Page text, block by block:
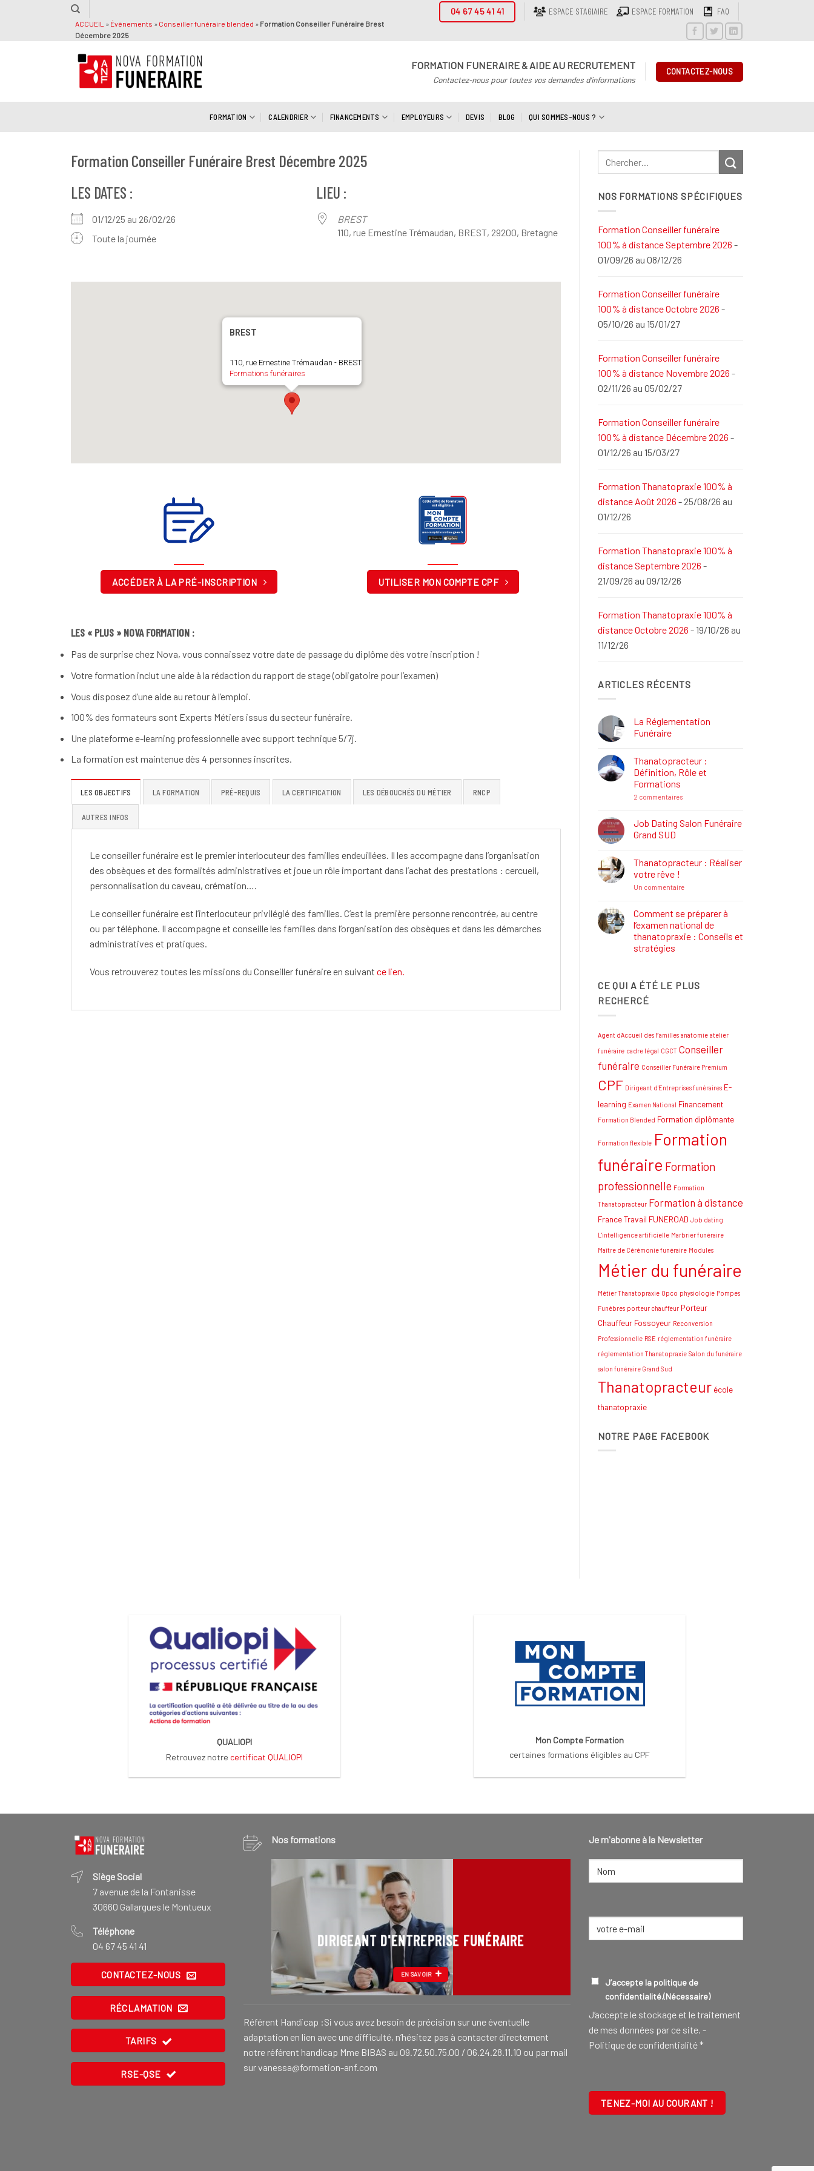
ACCUEIL » Évènements » Conseiller funéraire blended » Formation Conseiller Funéraire Brest
Décembre 2025
04 67 45 41 41 ESPACE STAGIAIRE ESPACE FORMATION FAQ
FORMATION FUNERAIRE & AIDE AU RECRUTEMENT
Contactez-nous pour toutes vos demandes d'informations
CONTACTEZ-NOUS
FORMATION CALENDRIER FINANCEMENTS EMPLOYEURS DEVIS BLOG QUI SOMMES-NOUS ?
Formation Conseiller Funéraire Brest Décembre 2025
LES DATES :
01/12/25 au 26/02/26
Toute la journée
LIEU :
BREST
110, rue Ernestine Trémaudan, BREST, 29200, Bretagne
BREST
110, rue Ernestine Trémaudan - BREST
Formations funéraires
ACCÉDER À LA PRÉ-INSCRIPTION UTILISER MON COMPTE CPF
LES « PLUS » NOVA FORMATION :
Pas de surprise chez Nova, vous connaissez votre date de passage du diplôme dès votre inscription !
Votre formation inclut une aide à la rédaction du rapport de stage (obligatoire pour l’examen)
Vous disposez d’une aide au retour à l’emploi.
100% des formateurs sont Experts Métiers issus du secteur funéraire.
Une plateforme e-learning professionnelle avec support technique 5/7j.
La formation est maintenue dès 4 personnes inscrites.
LES OBJECTIFS LA FORMATION PRÉ-REQUIS LA CERTIFICATION LES DÉBOUCHÉS DU MÉTIER RNCP
AUTRES INFOS
Le conseiller funéraire est le premier interlocuteur des familles endeuillées. Il les accompagne dans l’organisation
des obsèques et des formalités administratives et joue un rôle important dans l’achat des prestations : cercueil,
personnalisation du caveau, crémation….
Le conseiller funéraire est l’interlocuteur privilégié des familles. C’est la première personne rencontrée, au centre
ou par téléphone. Il accompagne et conseille les familles dans l’organisation des obsèques et dans les démarches
administratives et pratiques.
Vous retrouverez toutes les missions du Conseiller funéraire en suivant ce lien.
NOS FORMATIONS SPÉCIFIQUES
Formation Conseiller funéraire
100% à distance Septembre 2026 -
01/09/26 au 08/12/26
Formation Conseiller funéraire
100% à distance Octobre 2026 -
05/10/26 au 15/01/27
Formation Conseiller funéraire
100% à distance Novembre 2026 -
02/11/26 au 05/02/27
Formation Conseiller funéraire
100% à distance Décembre 2026 -
01/12/26 au 15/03/27
Formation Thanatopraxie 100% à
distance Août 2026 - 25/08/26 au
01/12/26
Formation Thanatopraxie 100% à
distance Septembre 2026 -
21/09/26 au 09/12/26
Formation Thanatopraxie 100% à
distance Octobre 2026 - 19/10/26 au
11/12/26
ARTICLES RÉCENTS
La Réglementation
Funéraire
sur
La
Réglementation
Funéraire
Thanatopracteur :
Définition, Rôle et
Formations
2 commentairessur
Définition,
Rôle
Job Dating Salon Funéraire
Grand SUD
sur
Dating
Salon
SUD
Thanatopracteur : Réaliser
votre rêve !
Un commentairesur
Réaliser
votre
rêve
!
Comment se préparer à
l’examen national de
thanatopraxie : Conseils et
stratégies
Comment
se
préparer
thanatopraxie
Conseils
stratégies
CE QUI A ÉTÉ LE PLUS
RECHERCÉ
Agent d'Accueil des Familles anatomie atelier
funéraire cadre légal CGCT Conseiller
funéraire Conseiller Funéraire Premium
CPF Dirigeant d'Entreprises funéraires E-
learning Examen National Financement
Formation Blended Formation diplômante
Formation flexible Formation
funéraire Formation
professionnelle Formation
Thanatopracteur Formation à distance
France Travail FUNEROAD Job dating
L'intelligence artificielle Marbrier funéraire
Maître de Cérémonie funéraire Modules
Métier du funéraire
Métier Thanatopraxie Opco physiologie Pompes
Funèbres porteur chauffeur Porteur
Chauffeur Fossoyeur Reconversion
Professionnelle RSE réglementation funéraire
réglementation Thanatopraxie Salon du funéraire
salon funéraire Grand Sud
Thanatopracteur école
thanatopraxie
NOTRE PAGE FACEBOOK
QUALIOPI
Retrouvez notre certificat QUALIOPI
Mon Compte Formation
certaines formations éligibles au CPF
Siège Social
7 avenue de la Fontanisse
30660 Gallargues le Montueux
Téléphone
04 67 45 41 41
CONTACTEZ-NOUS
RÉCLAMATION
TARIFS
RSE-QSE
Nos formations
DIRIGEANT D'ENTREPRISE FUNÉRAIRE
EN SAVOIR
CONSEILLER FUNÉRAIRE
Référent Handicap :Si vous avez besoin de précision sur une éventuelle
adaptation en lien avec une difficulté, n’hésitez pas à contacter directement
notre référent handicap Mme BIBAS au 09.72.50.75.00 / 06.24.28.11.10 ou par mail
sur vanessa@formation-anf.com
Je m'abonne à la Newsletter
NOM
RGPD(NÉCESSAIRE)
J’accepte la politique de
confidentialité.(Nécessaire)
J‘accepte le stockage et le traitement
de mes données par ce site. -
Politique de confidentialité*